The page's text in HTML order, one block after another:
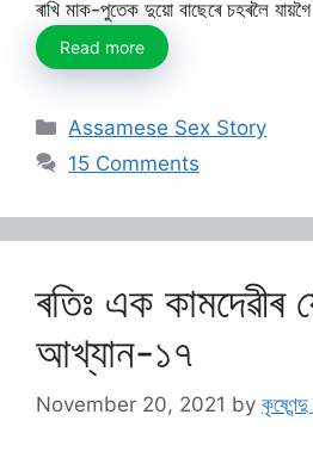
ৰাখি মাক-পুতেক দুয়ো বাছেৰে চহৰলৈ
Read more
Categories
Assamese Sex Story
15 Comments
ৰতিঃ এক কামদেৱীৰ
আখ্যান-১৭
November 20, 2021 by